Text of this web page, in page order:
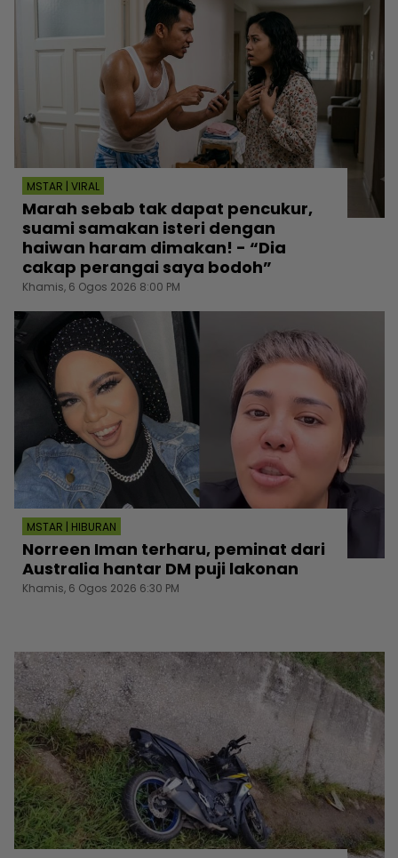
MSTAR | VIRAL
Marah sebab tak dapat pencukur,
suami samakan isteri dengan
haiwan haram dimakan! - “Dia
cakap perangai saya bodoh”
Khamis, 6 Ogos 2026 8:00 PM
MSTAR | HIBURAN
Norreen Iman terharu, peminat dari
Australia hantar DM puji lakonan
Khamis, 6 Ogos 2026 6:30 PM